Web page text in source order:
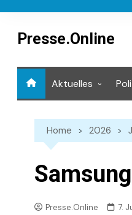
contentPresse.Online
Aktuelles
Home 2026
Presse.Online 7.